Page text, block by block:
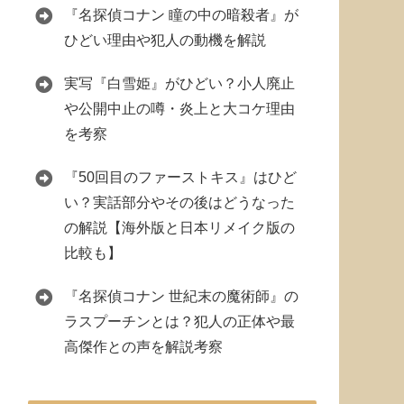
『名探偵コナン 瞳の中の暗殺者』が
ひどい理由や犯人の動機を解説
実写『白雪姫』がひどい？小人廃止
や公開中止の噂・炎上と大コケ理由
を考察
『50回目のファーストキス』はひど
い？実話部分やその後はどうなった
の解説【海外版と日本リメイク版の
比較も】
『名探偵コナン 世紀末の魔術師』の
ラスプーチンとは？犯人の正体や最
高傑作との声を解説考察